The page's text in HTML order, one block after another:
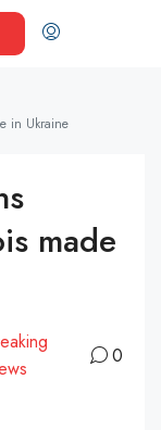
in Ukraine
made
0